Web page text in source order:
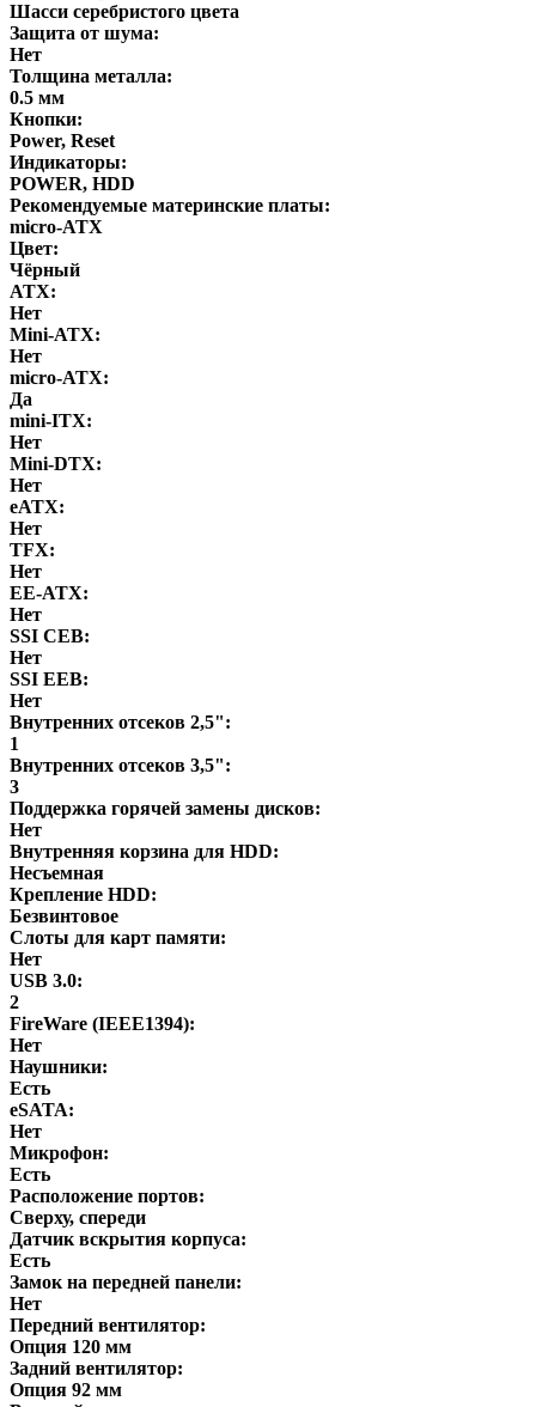
Шасси серебристого цвета
Защита от шума:
Нет
Толщина металла:
0.5 мм
Кнопки:
Power, Reset
Индикаторы:
POWER, HDD
Рекомендуемые материнские платы:
micro-ATX
Цвет:
Чёрный
ATX:
Нет
Mini-ATX:
Нет
micro-ATX:
Да
mini-ITX:
Нет
Mini-DTX:
Нет
eATX:
Нет
ТFХ:
Нет
EE-ATX:
Нет
SSI CEB:
Нет
SSI EEB:
Нет
Внутренних отсеков 2,5":
1
Внутренних отсеков 3,5":
3
Поддержка горячей замены дисков:
Нет
Внутренняя корзина для HDD:
Несъемная
Крепление HDD:
Безвинтовое
Слоты для карт памяти:
Нет
USB 3.0:
2
FireWare (IEEE1394):
Нет
Наушники:
Есть
eSATA:
Нет
Микрофон:
Есть
Расположение портов:
Сверху, спереди
Датчик вскрытия корпуса:
Есть
Замок на передней панели:
Нет
Передний вентилятор:
Опция 120 мм
Задний вентилятор:
Опция 92 мм